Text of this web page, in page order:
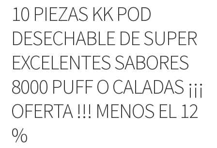
10 PIEZAS KK POD
DESECHABLE DE SUPER
EXCELENTES SABORES
8000 PUFF O CALADAS ¡¡¡
OFERTA !!! MENOS EL 12
%